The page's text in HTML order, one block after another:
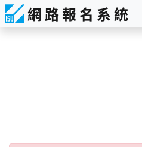
網 路 報 名 系 統